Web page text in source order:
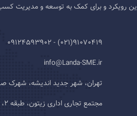
این رویکرد و برای کمک به توسعه و مدیریت
91070419(021) - 09124593902
info@Landa-SME.ir
تهران، شهر جدید اندیشه، شهرک
مجتمع تجاری اداری زیتون، طبقه 2، واحد 13